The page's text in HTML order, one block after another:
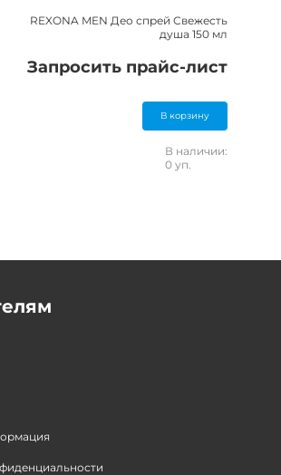
REXONA MEN Део спрей Свежесть
душа 150 мл
Запросить прайс-лист
В корзину
В наличии:
0 уп.